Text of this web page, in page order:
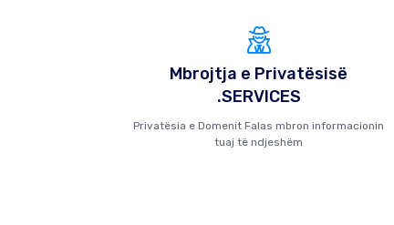
Mbrojtja e Privatësisë
.SERVICES
Privatësia e Domenit Falas mbron informacionin
tuaj të ndjeshëm